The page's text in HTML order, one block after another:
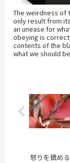
The weirdness of
only result from
an unease for
obeying is
contents of the
what we should
怒りを鎮め